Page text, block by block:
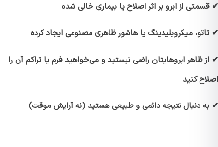
از ابرو بر اثر اصلاح یا بیماری خالی شده
میکروبلیدینگ یا هاشور ظاهری مصنوعی ایجاد کرده
ظاهر ابروهایتان راضی نیستید و می‌خواهید فرم یا تراکم آن را
کنید
دنبال نتیجه دائمی و طبیعی هستید (نه آرایش موقت)